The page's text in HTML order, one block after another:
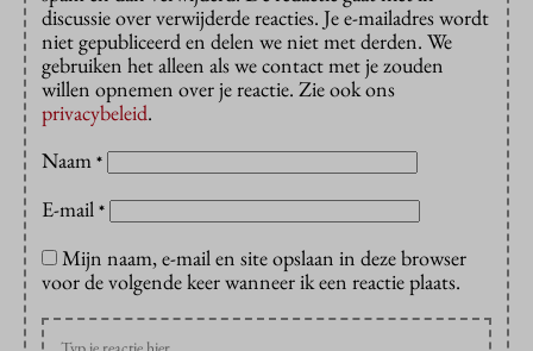
discussie over verwijderde reacties. Je e-mailadres wordt
niet gepubliceerd en delen we niet met derden. We
gebruiken het alleen als we contact met je zouden
willen opnemen over je reactie. Zie ook ons
privacybeleid.
Naam *
E-mail *
Mijn naam, e-mail en site opslaan in deze browser
voor de volgende keer wanneer ik een reactie plaats.